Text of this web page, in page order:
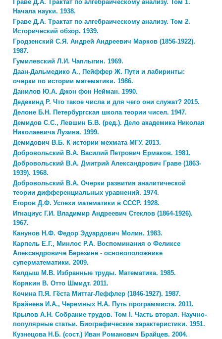
Граве Д.А. Трактат по алгебраическому анализу. Том 1.
Начала науки. 1938.
Граве Д.А. Трактат по алгебраическому анализу. Том 2.
Исторический обзор. 1939.
Гродзенский С.Я. Андрей Андреевич Марков (1856-1922).
1987.
Гумилевский Л.И. Чаплыгин. 1969.
Даан-Дальмедико А., Пейффер Ж. Пути и лабиринты:
очерки по истории математики. 1986.
Данилов Ю.А. Джон фон Нейман. 1990.
Дедекинд Р. Что такое числа и для чего они служат? 2015.
Делоне Б.Н. Петербургская школа теории чисел. 1947.
Демидов С.С., Левшин Б.В. (ред.). Дело академика Николая
Николаевича Лузина. 1999.
Демидович В.Б. К истории мехмата МГУ. 2013.
Добровольский В.А. Василий Петрович Ермаков. 1981.
Добровольский В.А. Дмитрий Александрович Граве (1863-
1939). 1968.
Добровольский В.А. Очерки развития аналитической
теории дифференциальных уравнений. 1974.
Егоров Д.Ф. Успехи математики в СССР. 1928.
Игнациус Г.И. Владимир Андреевич Стеклов (1864-1926).
1967.
Канунов Н.Ф. Федор Эдуардович Молин. 1983.
Карпель Е.Г., Минлос Р.А. Воспоминания о Феликсе
Александровиче Березине - основоположнике
суперматематики. 2009.
Келдыш М.В. Избранные труды. Математика. 1985.
Корякин В. Отто Шмидт. 2011.
Кочина П.Я. Гёста Миттаг-Леффлер (1846-1927). 1987.
Крайнева И.А., Черемных Н.А. Путь программиста. 2011.
Крылов А.Н. Собрание трудов. Том I. Часть вторая. Научно-
популярные статьи. Биографические характеристики. 1951.
Кузнецова Н.Б. (сост.) Иван Романович Брайцев. 2004.